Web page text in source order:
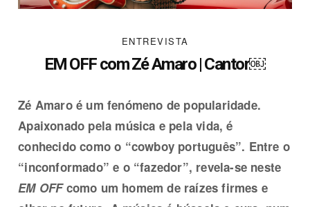
ENTREVISTA
EM OFF com Zé Amaro | Cantor￼
Zé Amaro é um fenómeno de popularidade.
Apaixonado pela música e pela vida, é
conhecido como o “cowboy português”. Entre o
“inconformado” e o “fazedor”, revela-se neste
EM OFFcomo um homem de raízes firmes e